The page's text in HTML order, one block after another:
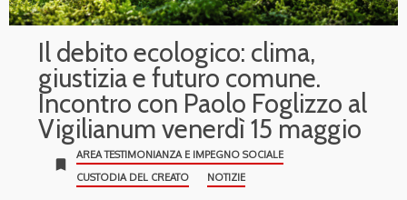
Il debito ecologico: clima,
giustizia e futuro comune.
Incontro con Paolo Foglizzo al
Vigilianum venerdì 15 maggio
bookmark
AREA TESTIMONIANZA E IMPEGNO SOCIALE
CUSTODIA DEL CREATO
NOTIZIE